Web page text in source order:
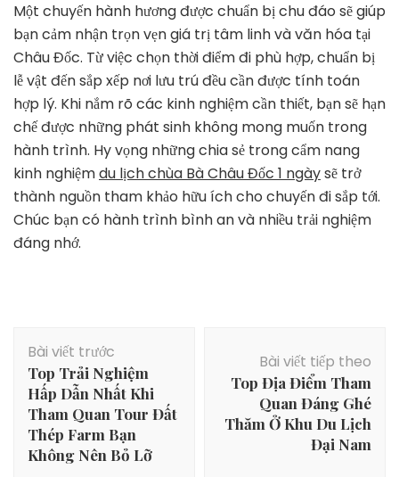
Một chuyến hành hương được chuẩn bị chu đáo sẽ giúp
bạn cảm nhận trọn vẹn giá trị tâm linh và văn hóa tại
Châu Đốc. Từ việc chọn thời điểm đi phù hợp, chuẩn bị
lễ vật đến sắp xếp nơi lưu trú đều cần được tính toán
hợp lý. Khi nắm rõ các kinh nghiệm cần thiết, bạn sẽ hạn
chế được những phát sinh không mong muốn trong
hành trình. Hy vọng những chia sẻ trong cẩm nang
kinh nghiệmdu lịch chùa Bà Châu Đốc 1 ngàysẽ trở
thành nguồn tham khảo hữu ích cho chuyến đi sắp tới.
Chúc bạn có hành trình bình an và nhiều trải nghiệm
đáng nhớ.
Điều
hướng
bài
viết
Bài viết trước
Top Trải Nghiệm
Hấp Dẫn Nhất Khi
Tham Quan Tour Đất
Thép Farm Bạn
Không Nên Bỏ Lỡ
Bài viết tiếp theo
Top Địa Điểm Tham
Quan Đáng Ghé
Thăm Ở Khu Du Lịch
Đại Nam